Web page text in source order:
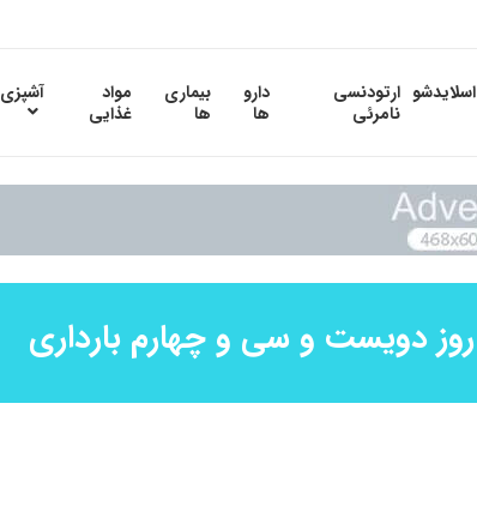
اسلایدشو ارتودنسی
نامرئی
دارو
ها
بیماری
ها
مواد
غذایی
آشپزی
روز دویست و سی و چهارم بارداری